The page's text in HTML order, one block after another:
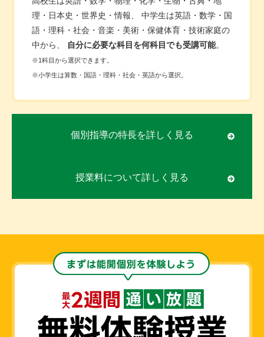
理・日本史・世界史・情報、
中学生は英語・数学・国
語・理科・社会・音楽・美術・保健体育・技術家庭の
中から、
自分に必要な科目を何科目でも受講可能。
※1科目から選択できます。
※小学生は算数・国語・理科・社会・英語から選択。
個別指導の特長を詳しく見る
授業料について詳しく見る